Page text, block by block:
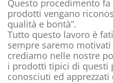
Questo procedimento
prodotti vengano
qualità e bontà”.
Tutto questo lavoro è
sempre saremo
crediamo nelle nostre
i prodotti tipici di questi
conosciuti ed apprezzati